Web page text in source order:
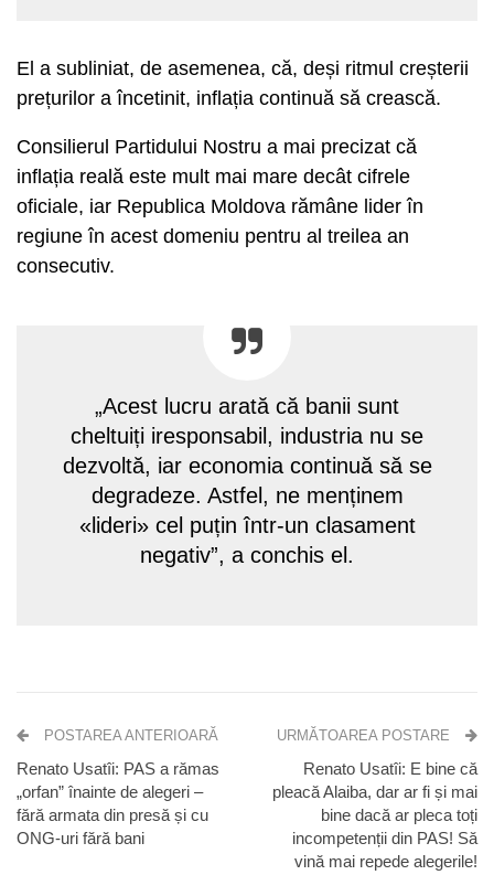
El a subliniat, de asemenea, că, deși ritmul creșterii
prețurilor a încetinit, inflația continuă să crească.
Consilierul Partidului Nostru a mai precizat că
inflația reală este mult mai mare decât cifrele
oficiale, iar Republica Moldova rămâne lider în
regiune în acest domeniu pentru al treilea an
consecutiv.
„Acest lucru arată că banii sunt
cheltuiți iresponsabil, industria nu se
dezvoltă, iar economia continuă să se
degradeze. Astfel, ne menținem
«lideri» cel puțin într-un clasament
negativ”, a conchis el.
POSTAREA ANTERIOARĂ
Renato Usatîi: PAS a rămas
„orfan” înainte de alegeri –
fără armata din presă și cu
ONG-uri fără bani
URMĂTOAREA POSTARE
Renato Usatîi: E bine că
pleacă Alaiba, dar ar fi și mai
bine dacă ar pleca toți
incompetenții din PAS! Să
vină mai repede alegerile!